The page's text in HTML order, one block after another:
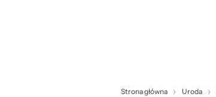
Strona główna Uroda